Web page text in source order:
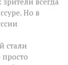
Но в
стали